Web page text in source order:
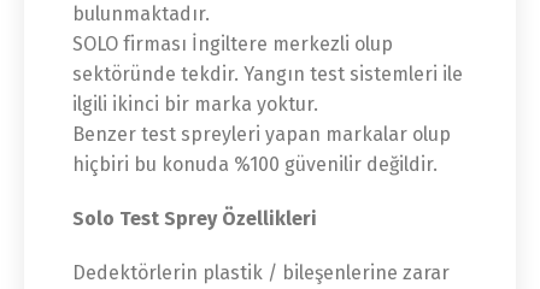
bulunmaktadır.
SOLO firması İngiltere merkezli olup
sektöründe tekdir. Yangın test sistemleri ile
ilgili ikinci bir marka yoktur.
Benzer test spreyleri yapan markalar olup
hiçbiri bu konuda %100 güvenilir değildir.
Solo Test Sprey Özellikleri
Dedektörlerin plastik / bileşenlerine zarar